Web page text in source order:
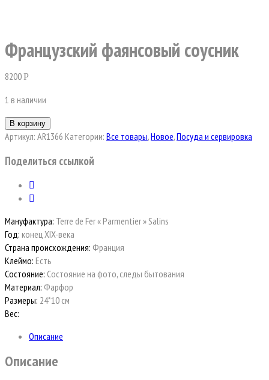
Французский фаянсовый соусник
8200Р
1 в наличии
В корзину
Артикул: AR1366 Категории: Все товары,Новое,Посуда и сервировка
Поделиться ссылкой
Мануфактура: Terre de Fer « Parmentier » Salins
Год: конец XIX-века
Страна происхождения: Франция
Клеймо: Есть
Состояние: Состояние на фото, следы бытования
Материал: Фарфор
Размеры: 24*10 см
Вес:
Описание
Описание